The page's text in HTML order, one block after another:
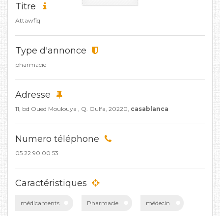
Titre
Attawfiq
Type d'annonce
pharmacie
Adresse
11, bd Oued Moulouya , Q. Oulfa, 20220, casablanca
Numero téléphone
05 22 90 00 53
Caractéristiques
médicaments Pharmacie médecin